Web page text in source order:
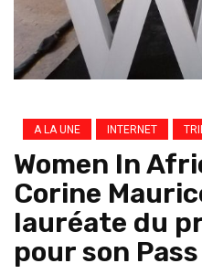
A LA UNE INTERNET
Women In
Corine
lauréate du
pour son